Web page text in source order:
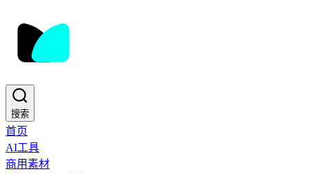
搜索
首页
AI工具
商用素材